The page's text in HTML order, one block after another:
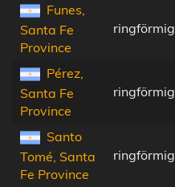
Funes,
Santa Fe
Province
ringförmig
Pérez,
Santa Fe
Province
ringförmig
Santo
Tomé, Santa
Fe Province
ringförmig